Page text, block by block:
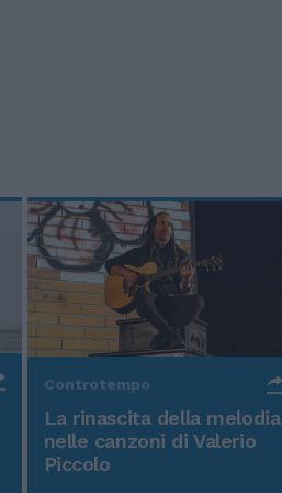
Controtempo
La rinascita della melodia
nelle canzoni di Valerio
Piccolo